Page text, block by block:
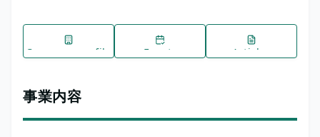
Company profile Events Articles
事業内容